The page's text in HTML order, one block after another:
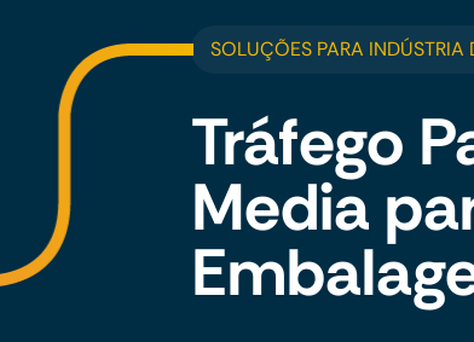
SOLUÇÕES PARA INDÚSTRIA
Tráfego
Media